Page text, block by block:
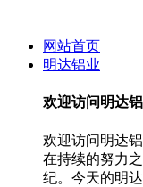
网站首页
明达铝业
欢迎访问明达
欢迎访问明达
在持续的努力
纪。今天的明